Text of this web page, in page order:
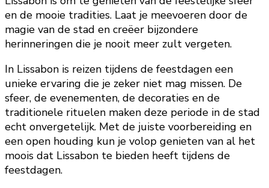
en de mooie tradities. Laat je meevoeren door de
magie van de stad en creëer bijzondere
herinneringen die je nooit meer zult vergeten.
In Lissabon is reizen tijdens de feestdagen een
unieke ervaring die je zeker niet mag missen. De
sfeer, de evenementen, de decoraties en de
traditionele rituelen maken deze periode in de stad
echt onvergetelijk. Met de juiste voorbereiding en
een open houding kun je volop genieten van al het
moois dat Lissabon te bieden heeft tijdens de
feestdagen.